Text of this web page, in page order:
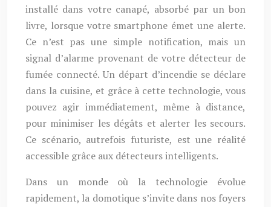
installé dans votre canapé, absorbé par un bon
livre, lorsque votre smartphone émet une alerte.
Ce n’est pas une simple notification, mais un
signal d’alarme provenant de votre détecteur de
fumée connecté. Un départ d’incendie se déclare
dans la cuisine, et grâce à cette technologie, vous
pouvez agir immédiatement, même à distance,
pour minimiser les dégâts et alerter les secours.
Ce scénario, autrefois futuriste, est une réalité
accessible grâce aux détecteurs intelligents.
Dans un monde où la technologie évolue
rapidement, la domotique s’invite dans nos foyers